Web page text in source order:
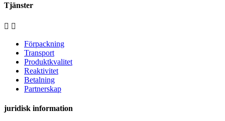
Tjänster
 
Förpackning
Transport
Produktkvalitet
Reaktivitet
Betalning
Partnerskap
juridisk information